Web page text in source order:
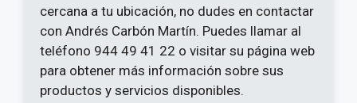
cercana a tu ubicación, no dudes en contactar
con Andrés Carbón Martín. Puedes llamar al
teléfono 944 49 41 22 o visitar su página web
para obtener más información sobre sus
productos y servicios disponibles.